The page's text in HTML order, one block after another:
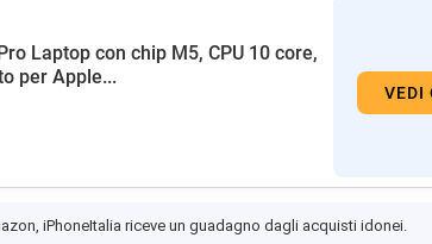
Laptop con chip M5, CPU 10 core,
per Apple...
VEDI
iPhoneItalia riceve un guadagno dagli acquisti idonei.